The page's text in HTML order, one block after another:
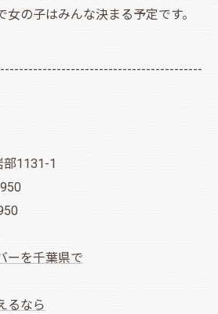
女の子はみんな決まる予定です。
部1131-1
ーを千葉県で
るなら